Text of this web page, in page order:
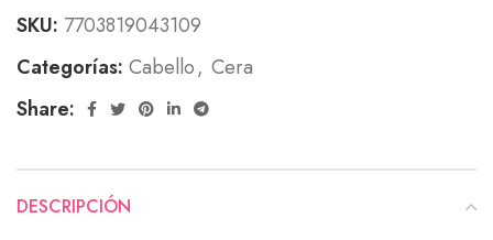
SKU: 7703819043109
Categorías: Cabello, Cera
Share:
DESCRIPCIÓN